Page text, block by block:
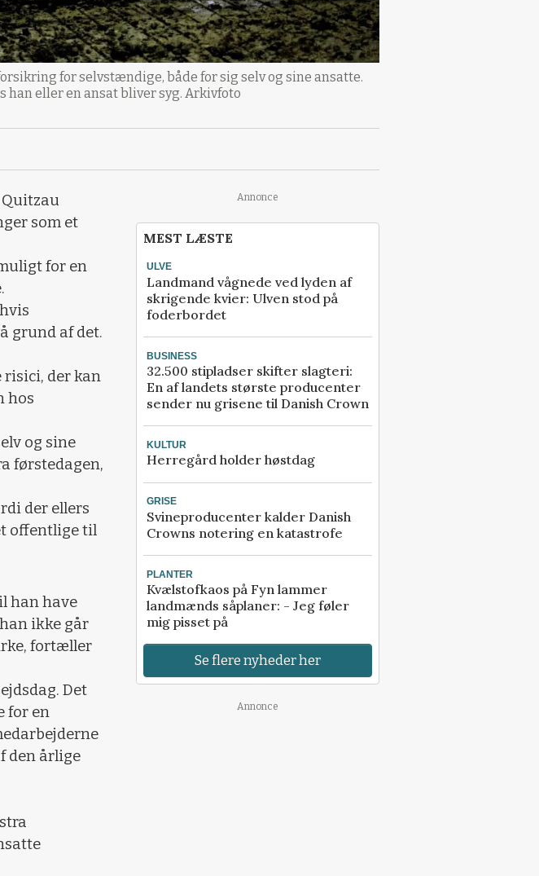
for selvstændige, både for sig selv og sine ansatte.
han eller en ansat bliver syg. Arkivfoto
som et
for en
grund af det.
risici, der kan
hos
og sine
førstedagen,
der ellers
offentlige til
han have
ikke går
fortæller
Det
for en
den årlige
Annonce
MEST LÆSTE
ULVE
Landmand vågnede ved lyden af
skrigende kvier: Ulven stod på
foderbordet
BUSINESS
32.500 stipladser skifter slagteri:
En af landets største producenter
sender nu grisene til Danish Crown
KULTUR
Herregård holder høstdag
GRISE
Svineproducenter kalder Danish
Crowns notering en katastrofe
PLANTER
Kvælstofkaos på Fyn lammer
landmænds såplaner: - Jeg føler
mig pisset på
Se flere nyheder her
Annonce